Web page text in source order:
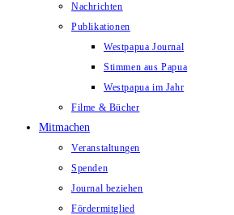
Nachrichten
Publikationen
Westpapua Journal
Stimmen aus Papua
Westpapua im Jahr
Filme & Bücher
Mitmachen
Veranstaltungen
Spenden
Journal beziehen
Fördermitglied